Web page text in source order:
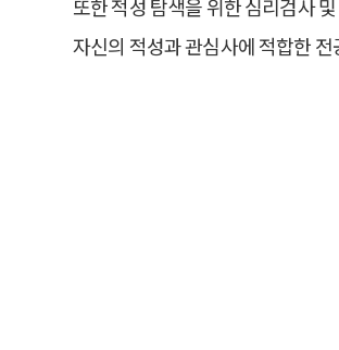
또한 적성 탐색을 위한 심리검사
자신의 적성과 관심사에 적합한